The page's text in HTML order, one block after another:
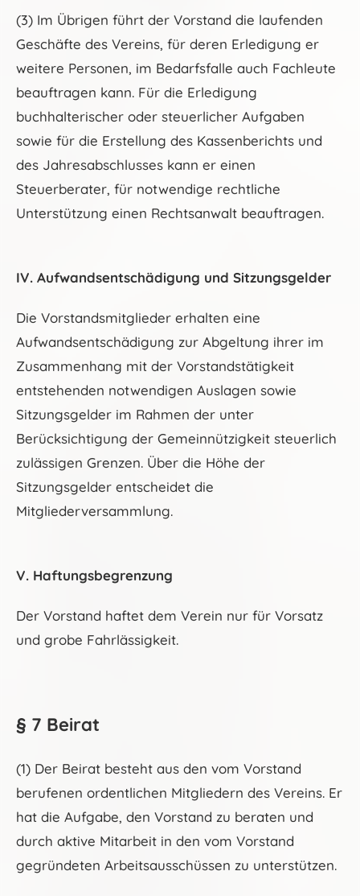
(3) Im Übrigen führt der Vorstand die laufenden
Geschäfte des Vereins, für deren Erledigung er
weitere Personen, im Bedarfsfalle auch Fachleute
beauftragen kann. Für die Erledigung
buchhalterischer oder steuerlicher Aufgaben
sowie für die Erstellung des Kassenberichts und
des Jahresabschlusses kann er einen
Steuerberater, für notwendige rechtliche
Unterstützung einen Rechtsanwalt beauftragen.
IV. Aufwandsentschädigung und Sitzungsgelder
Die Vorstandsmitglieder erhalten eine
Aufwandsentschädigung zur Abgeltung ihrer im
Zusammenhang mit der Vorstandstätigkeit
entstehenden notwendigen Auslagen sowie
Sitzungsgelder im Rahmen der unter
Berücksichtigung der Gemeinnützigkeit steuerlich
zulässigen Grenzen. Über die Höhe der
Sitzungsgelder entscheidet die
Mitgliederversammlung.
V. Haftungsbegrenzung
Der Vorstand haftet dem Verein nur für Vorsatz
und grobe Fahrlässigkeit.
§ 7 Beirat
(1) Der Beirat besteht aus den vom Vorstand
berufenen ordentlichen Mitgliedern des Vereins. Er
hat die Aufgabe, den Vorstand zu beraten und
durch aktive Mitarbeit in den vom Vorstand
gegründeten Arbeitsausschüssen zu unterstützen.